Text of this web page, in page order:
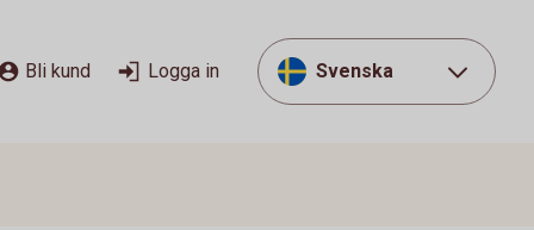
Bli kund Logga in Svenska